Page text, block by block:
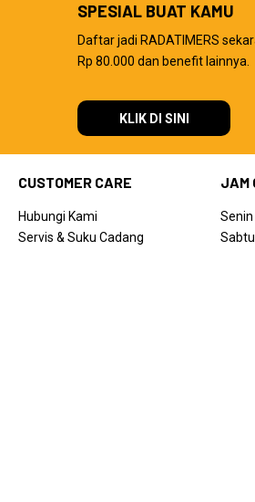
SPESIAL BUAT KAMU
Daftar jadi RADATIMERS
Rp 80.000 dan benefit lainnya.
KLIK DI SINI
CUSTOMER CARE
Hubungi Kami
Servis & Suku Cadang
JAM